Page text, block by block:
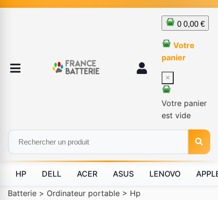
0 0,00 €
Votre
panier
×
Votre panier
est vide
HP DELL ACER ASUS LENOVO
Batterie > Ordinateur portable > Hp